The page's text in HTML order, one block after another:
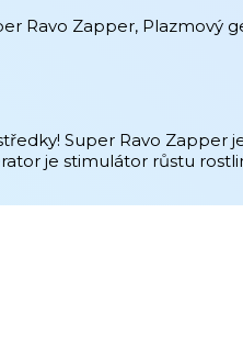
Ravo Zapper, Plazmový
Super Ravo Zapper
je stimulátor růstu